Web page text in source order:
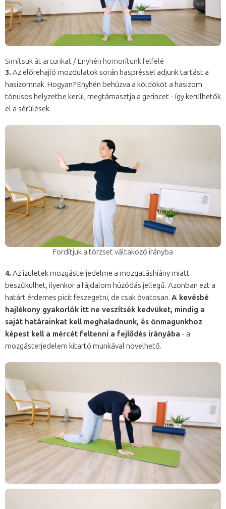
Simítsuk át arcunkat / Enyhén homorítunk felfelé
3. Az előrehajló mozdulatok során haspréssel adjunk tartást a
hasizomnak. Hogyan? Enyhén behúzva a köldököt a hasizom
tónusos helyzetbe kerül, megtámasztja a gerincet - így kerülhetők
el a sérülések.
Fordítjuk a törzset váltakozó irányba
4. Az ízületek mozgásterjedelme a mozgatáshiány miatt
beszűkülhet, ilyenkor a fájdalom húzódás jellegű. Azonban ezt a
határt érdemes picit feszegetni, de csak óvatosan. A kevésbé
hajlékony gyakorlók itt ne veszítsék kedvüket, mindig a
saját határainkat kell meghaladnunk, és önmagunkhoz
képest kell a mércét feltenni a fejlődés irányába - a
mozgásterjedelem kitartó munkával növelhető.